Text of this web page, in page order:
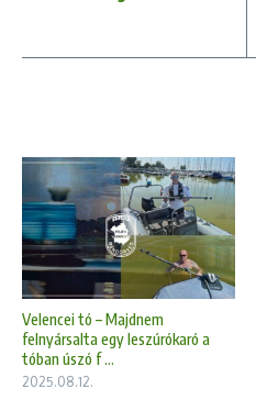
Velencei tó – Majdnem
felnyársalta egy leszúrókaró a
tóban úszó f ...
2025.08.12.